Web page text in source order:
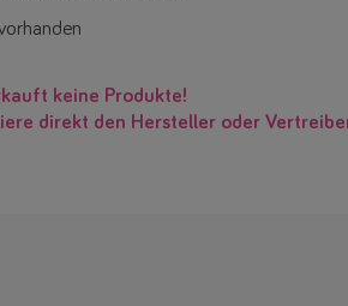
keine Produkte!
direkt den Hersteller oder